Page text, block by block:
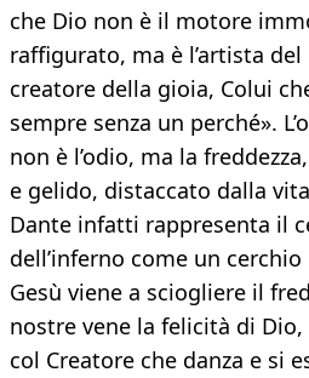
che Dio non è il motore
raffigurato, ma è l’artista
creatore della gioia, Colui
sempre senza un perché».
non è l’odio, ma la
e gelido, distaccato dalla
Dante infatti rappresenta il
dell’inferno come un
Gesù viene a sciogliere il
nostre vene la felicità di
col Creatore che danza e si